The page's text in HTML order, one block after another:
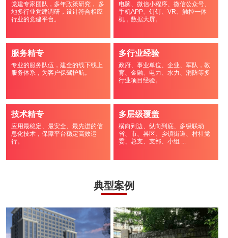
党建专家团队，多年政策研究， 多
地多行业党建调研，设计符合相应
行业的党建平台。
电脑、微信小程序、微信公众号、
手机APP、钉钉、VR、触控一体
机，数据大屏。
服务精专
专业的服务队伍，建全的线下线上
服务体系，为客户保驾护航。
多行业经验
政府、事业单位、企业、军队，教
育、金融、电力、水力、消防等多
行业项目经验。
技术精专
应用最稳定、最安全、最先进的信
息化技术，保障平台稳定高效运
行。
多层级覆盖
横向到边、纵向到底、多级联动
省、市、县区、乡镇街道、村社党
委、总支、支部、小组 ...
典型案例